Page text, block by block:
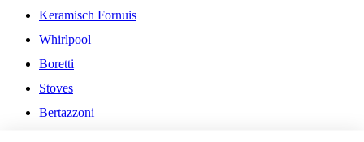
Keramisch Fornuis
Whirlpool
Boretti
Stoves
Bertazzoni